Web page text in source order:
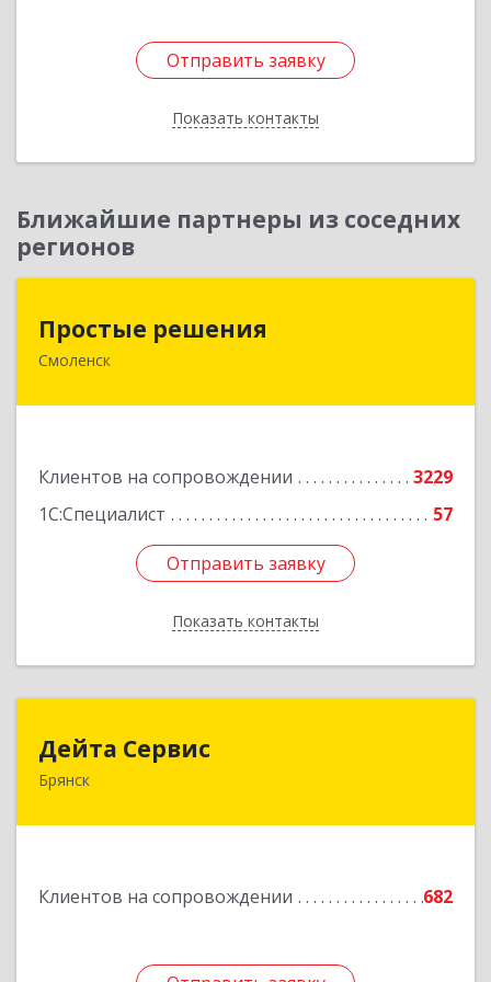
Отправить заявку
Показать контакты
Отправить заявку
Назад
Ближайшие партнеры из соседних
регионов
Простые решения
Смоленск
Клиентов на сопровождении
3229
1С:Специалист
57
Отправить заявку
Показать контакты
214015, Смоленская обл, Смоленск г, Большая
Отправить заявку
Назад
Дейта Сервис
Брянск
Клиентов на сопровождении 682
241035, Брянская обл, Брянск г, Ульянова ул,